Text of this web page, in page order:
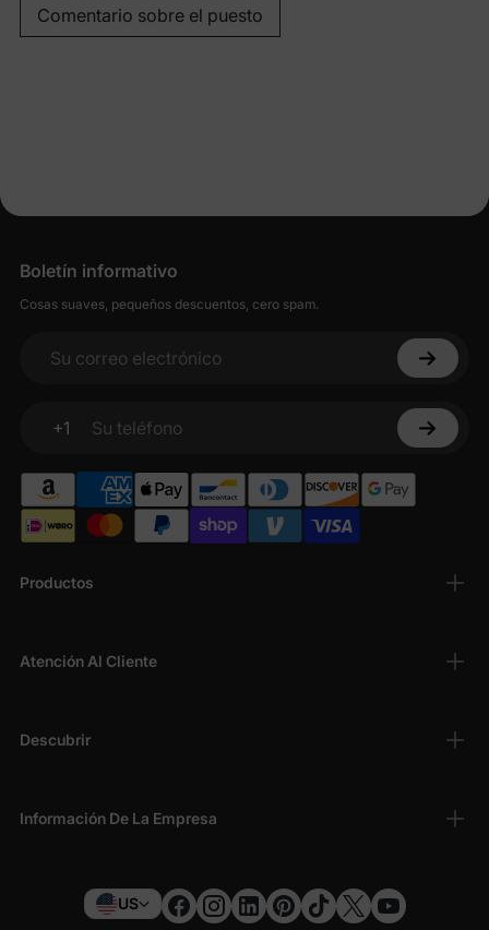
Comentario sobre el puesto
Productos
Atención Al Cliente
Descubrir
Información De La Empresa
Boletín informativo
Cosas suaves, pequeños descuentos, cero spam.
Su correo electrónico
+1
Su teléfono
US